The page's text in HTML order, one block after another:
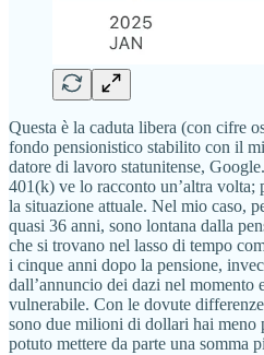
Questa è la caduta libera (con cifre
fondo pensionistico stabilito con il
datore di lavoro statunitense,
401(k) ve lo racconto un’altra volta;
la situazione attuale. Nel mio caso,
quasi 36 anni, sono lontana dalla
che si trovano nel lasso di tempo
i cinque anni dopo la pensione,
dall’annuncio dei dazi nel momento
vulnerabile. Con le dovute
sono due milioni di dollari hai meno
potuto mettere da parte una somma